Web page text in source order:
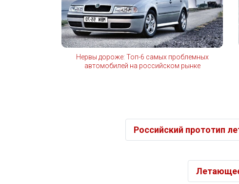
Нервы дороже: Топ-6 самых проблемных
автомобилей на российском рынке
Российский прототип